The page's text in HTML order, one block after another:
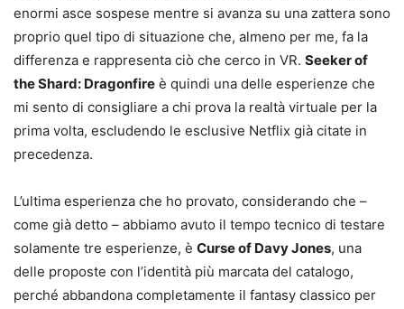
enormi asce sospese mentre si avanza su una zattera sono
proprio quel tipo di situazione che, almeno per me, fa la
differenza e rappresenta ciò che cerco in VR. Seeker of
the Shard: Dragonfire è quindi una delle esperienze che
mi sento di consigliare a chi prova la realtà virtuale per la
prima volta, escludendo le esclusive Netflix già citate in
precedenza.
L’ultima esperienza che ho provato, considerando che –
come già detto – abbiamo avuto il tempo tecnico di testare
solamente tre esperienze, è Curse of Davy Jones, una
delle proposte con l’identità più marcata del catalogo,
perché abbandona completamente il fantasy classico per